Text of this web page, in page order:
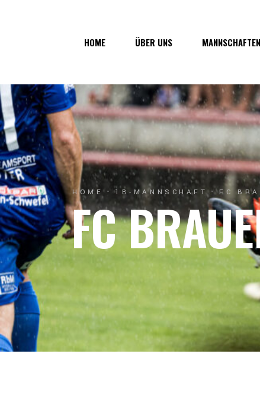
HOME ÜBER UNS
Über uns
Vorstand
Geschichte
Junkerau
MANNSCHAFTEN
1.
1b-
Nachwuchs
Junkerau
HOME 1B-MANNSCHAFT FC
FC